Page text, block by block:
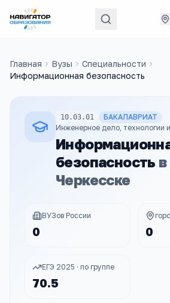
Главная Вузы
Специальности
Информационная безопасность
10.03.01
БАКАЛАВРИАТ
Инженерное дело, технологии
безопасность в
Черкесске
ВУЗов России
0 0
ЕГЭ 2025 · по группе
70.5